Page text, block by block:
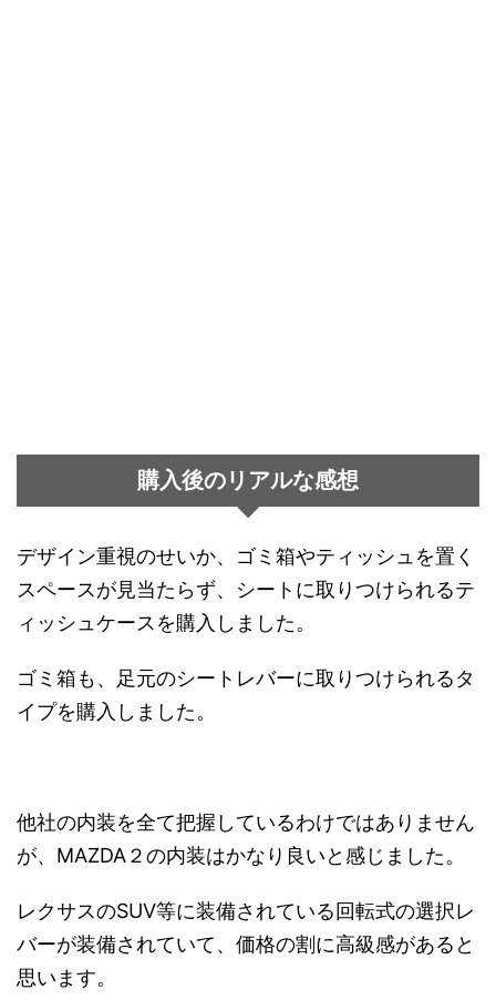
購入後のリアルな感想
デザイン重視のせいか、ゴミ箱やティッシュを置く
スペースが見当たらず、シートに取りつけられるテ
ィッシュケースを購入しました。
ゴミ箱も、足元のシートレバーに取りつけられるタ
イプを購入しました。
他社の内装を全て把握しているわけではありません
が、MAZDA２の内装はかなり良いと感じました。
レクサスのSUV等に装備されている回転式の選択レ
バーが装備されていて、価格の割に高級感があると
思います。